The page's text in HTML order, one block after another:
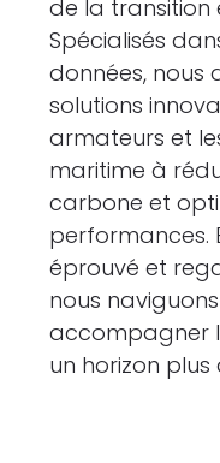
de la transition
Spécialisés
données, nous
solutions
armateurs et
maritime à
carbone et
performances.
éprouvé et
nous
accompagner
un horizon